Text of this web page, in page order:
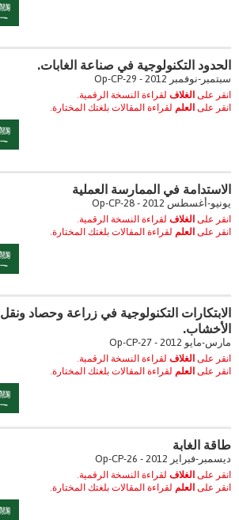
الحدود التكنولوجية في صناعة الغابات.
سبتمبر-نوفمبر 2012 - Op-CP-29
انقر على الغلاف لقراءة النسخة الرقمية.
انقر على العلم لقراءة المقالات بلغتك المختارة.
الاستدامة في الممارسة العملية
يونيو-أغسطس 2012 - Op-CP-28
انقر على الغلاف لقراءة النسخة الرقمية.
انقر على العلم لقراءة المقالات بلغتك المختارة.
الابتكارات التكنولوجية في زراعة وحصاد ونقل
الأخشاب.
مارس-مايو 2012 - Op-CP-27
انقر على الغلاف لقراءة النسخة الرقمية.
انقر على العلم لقراءة المقالات بلغتك المختارة.
طاقة الغابة
ديسمبر-فبراير 2012 - Op-CP-26
انقر على الغلاف لقراءة النسخة الرقمية.
انقر على العلم لقراءة المقالات بلغتك المختارة.